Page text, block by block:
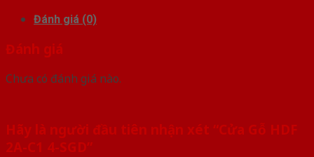
Đánh giá (0)
Đánh giá
Chưa có đánh giá nào.
Hãy là người đầu tiên nhận xét “Cửa Gỗ HDF
2A-C1 4-SGD”